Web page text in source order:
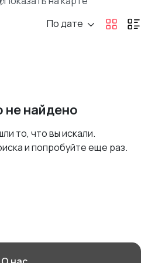
По дате
не найдено
то, что вы искали.
и попробуйте еще раз.